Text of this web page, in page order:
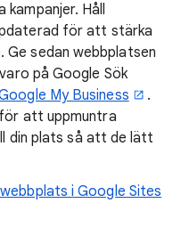
Håll
för att stärka
Ge sedan webbplatsen
på Google Sök
My Business
.
att uppmuntra
din plats så att de lätt
i Google Sites